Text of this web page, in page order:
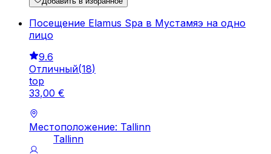
Посещение Elamus Spa в Мустамяэ на одно
лицо
9.6
Отличный(18)
top
33,00 €
Местоположение: Tallinn
Tallinn